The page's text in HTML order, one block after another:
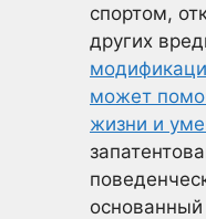
спортом,
других
может
жизни и